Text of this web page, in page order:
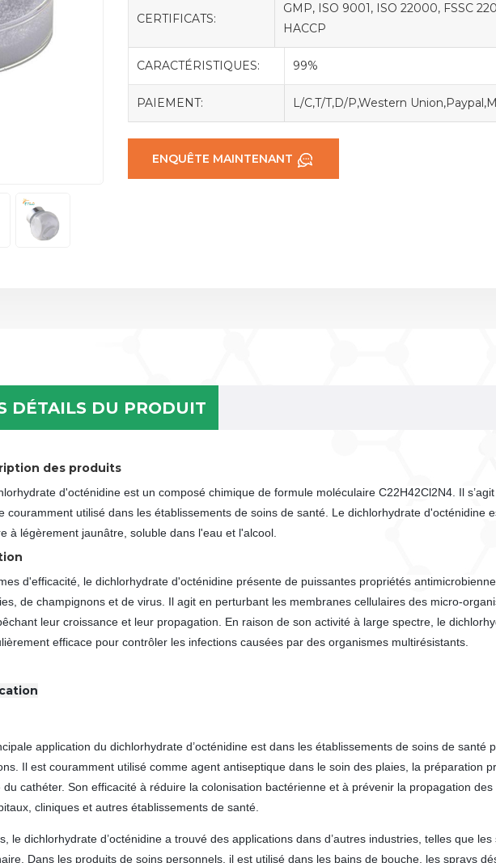
CERTIFICATS:
GMP, ISO 9001, ISO 22000, FSSC
HACCP
CARACTÉRISTIQUES: 99%
PAIEMENT: L/C,T/T,D/P,Western
ENQUÊTE MAINTENANT
DÉTAILS DU PRODUIT
des produits
d'octénidine est un composé chimique de formule moléculaire C22H42Cl2N4. Il
couramment utilisé dans les établissements de soins de santé. Le dichlorhydrate d'octénidine
à légèrement jaunâtre, soluble dans l'eau et l'alcool.
d'efficacité, le dichlorhydrate d'octénidine présente de puissantes propriétés
de champignons et de virus. Il agit en perturbant les membranes cellulaires des micro-
leur croissance et leur propagation. En raison de son activité à large spectre, le
efficace pour contrôler les infections causées par des organismes multirésistants.
application du dichlorhydrate d’octénidine est dans les établissements de soins de santé
Il est couramment utilisé comme agent antiseptique dans le soin des plaies, la préparation
du cathéter. Son efficacité à réduire la colonisation bactérienne et à prévenir la propagation
cliniques et autres établissements de santé.
le dichlorhydrate d’octénidine a trouvé des applications dans d’autres industries, telles que
Dans les produits de soins personnels, il est utilisé dans les bains de bouche, les sprays